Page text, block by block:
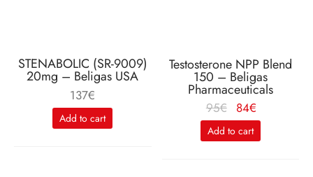
STENABOLIC (SR-9009)
20mg – Beligas USA
137€
Add to cart
Testosterone NPP Blend
150 – Beligas
Pharmaceuticals
95€
Le
prix
initial
84€
actuel
Add to cart